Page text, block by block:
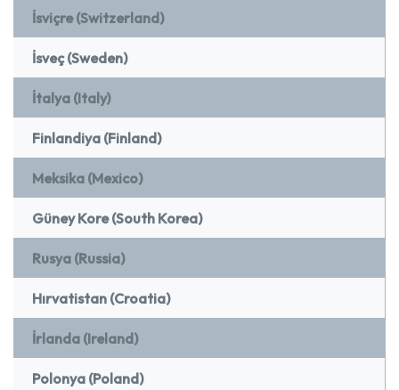
İsviçre (Switzerland)
İsveç (Sweden)
İtalya (Italy)
Finlandiya (Finland)
Meksika (Mexico)
Güney Kore (South Korea)
Rusya (Russia)
Hırvatistan (Croatia)
İrlanda (Ireland)
Polonya (Poland)